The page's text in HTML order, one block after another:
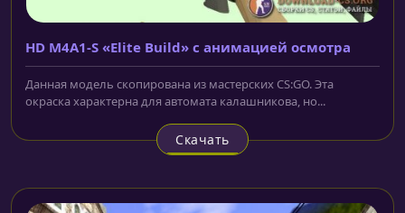
HD M4A1-S «Elite Build» с анимацией осмотра
Данная модель скопирована из мастерских CS:GO. Эта
окраска характерна для автомата калашникова, но...
Скачать